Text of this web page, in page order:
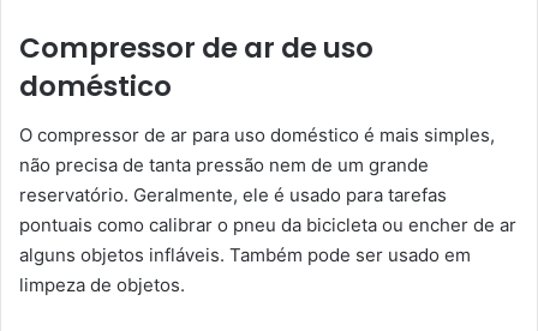
Compressor de ar de uso
doméstico
O compressor de ar para uso doméstico é mais simples,
não precisa de tanta pressão nem de um grande
reservatório. Geralmente, ele é usado para tarefas
pontuais como calibrar o pneu da bicicleta ou encher de ar
alguns objetos infláveis. Também pode ser usado em
limpeza de objetos.